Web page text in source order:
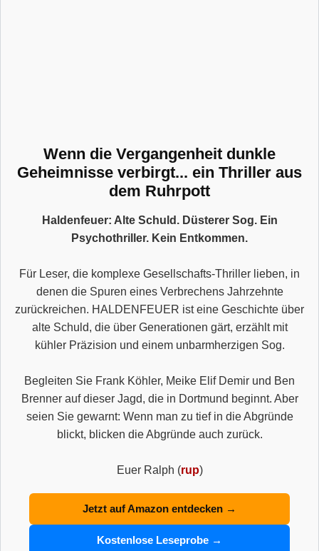
Wenn die Vergangenheit dunkle
Geheimnisse verbirgt... ein Thriller aus
dem Ruhrpott
Haldenfeuer: Alte Schuld. Düsterer Sog. Ein
Psychothriller. Kein Entkommen.
Für Leser, die komplexe Gesellschafts-Thriller lieben, in
denen die Spuren eines Verbrechens Jahrzehnte
zurückreichen. HALDENFEUER ist eine Geschichte über
alte Schuld, die über Generationen gärt, erzählt mit
kühler Präzision und einem unbarmherzigen Sog.
Begleiten Sie Frank Köhler, Meike Elif Demir und Ben
Brenner auf dieser Jagd, die in Dortmund beginnt. Aber
seien Sie gewarnt: Wenn man zu tief in die Abgründe
blickt, blicken die Abgründe auch zurück.
Euer Ralph (rup)
Jetzt auf Amazon entdecken →
Kostenlose Leseprobe →